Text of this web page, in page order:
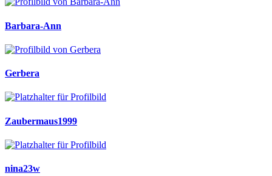
Barbara-Ann
Gerbera
Zaubermaus1999
nina23w